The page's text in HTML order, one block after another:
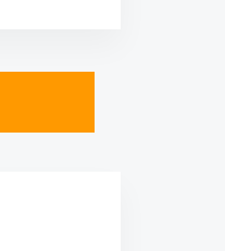
Oktober 2026